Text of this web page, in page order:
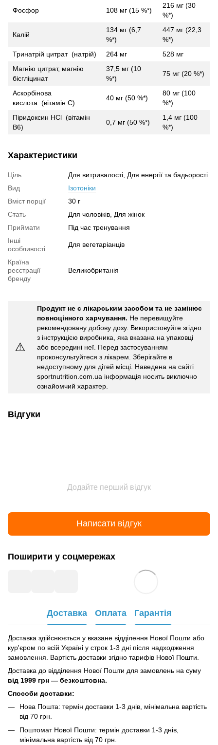
Фосфор 108 мг (15 %*)
216 мг (30
%*)
Калій
134 мг (6,7
%*)
447 мг (22,3
%*)
Тринатрій цитрат (натрій)
264 мг
528 мг
Магнію цитрат, магнію
бісгліцинат
37,5 мг (10
%*)
75 мг (20 %*)
Аскорбінова
кислота (вітамін С)
40 мг (50 %*)
80 мг (100
%*)
Піридоксин HCl (вітамін
B6)
0,7 мг (50 %*)
1,4 мг (100
%*)
Характеристики
Ціль
Для витривалості, Для енергії та бадьорості
Вид
Ізотоніки
Вміст порції
30 г
Стать
Для чоловіків, Для жінок
Приймати
Під час тренування
Інші
особливості
Для вегетаріанців
Країна
реєстрації
бренду
Великобританія
⚠️
Продукт не є лікарським засобом та не замінює
повноцінного харчування. Не перевищуйте
рекомендовану добову дозу. Використовуйте згідно
з інструкцією виробника, яка вказана на упаковці
або всередині неї. Перед застосуванням
проконсультуйтеся з лікарем. Зберігайте в
недоступному для дітей місці. Наведена на сайті
sportnutrition.com.ua інформація носить виключно
ознайомчий характер.
Відгуки
Додайте перший відгук
Написати відгук
Поширити у соцмережах
Доставка Оплата Гарантія
Доставка здійснюється у вказане відділення Нової Пошти або
кур'єром по всій Україні у строк 1-3 дні після надходження
замовлення. Вартість доставки згідно тарифів Нової Пошти.
Доставка до відділення Нової Пошти для замовлень на суму
від 1999 грн — безкоштовна.
Способи доставки:
Нова Пошта: термін доставки 1-3 днів, мінімальна вартість
від 70 грн.
Поштомат Нової Пошти: термін доставки 1-3 днів,
мінімальна вартість від 70 грн.